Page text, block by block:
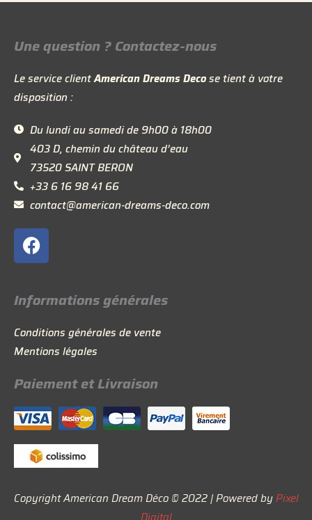
Une question ? Contactez-nous
Le service clientAmerican Dreams Decose tient à votre
disposition :
Du lundi au samedi de 9h00 à 18h00
403 D, chemin du château d’eau
73520 SAINT BERON
+33 6 16 98 41 66
contact@american-dreams-deco.com
F
a
c
e
b
o
o
k
Informations générales
Conditions générales de vente
Mentions légales
Paiement et Livraison
Copyright American Dream Déco © 2022 | Powered byPixel
Digital